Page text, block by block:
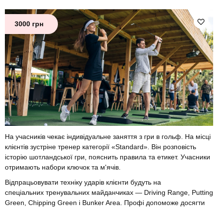
3000 грн
На учасників чекає індивідуальне заняття з гри в гольф. На місці
клієнтів зустріне тренер категорії «Standard». Він розповість
історію шотландської гри, пояснить правила та етикет. Учасники
отримають набори ключок та м'ячів.
Відпрацьовувати техніку ударів клієнти будуть на
спеціальних тренувальних майданчиках — Driving Range, Putting
Green, Chipping Green і Bunker Area. Профі допоможе досягти